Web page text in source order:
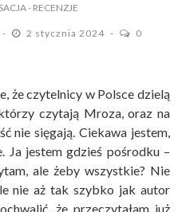
- RECENZJE
2 stycznia 2024 0
że czytelnicy w Polsce dzielą
czytają Mroza, oraz na
nie sięgają. Ciekawa jestem,
Ja jestem gdzieś pośrodku –
ale żeby wszystkie? Nie
nie aż tak szybko jak autor
że przeczytałam już